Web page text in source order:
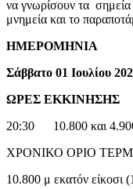
να γνωρίσουν τα σημεία
μνημεία και το
ΗΜΕΡΟΜΗΝΙΑ
Σάββατο 01 Ιουλίου
ΩΡΕΣ ΕΚΚΙΝΗΣΗΣ
20:30 10.800 και 4.900
ΧΡΟΝΙΚΟ ΟΡΙΟ
10.800 μ εκατόν είκοσι